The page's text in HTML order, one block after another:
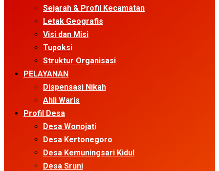
Sejarah & Profil Kecamatan
Letak Geografis
Visi dan Misi
Tupoksi
Struktur Organisasi
PELAYANAN
Dispensasi Nikah
Ahli Waris
Profil Desa
Desa Wonojati
Desa Kertonegoro
Desa Kemuningsari Kidul
Desa Sruni